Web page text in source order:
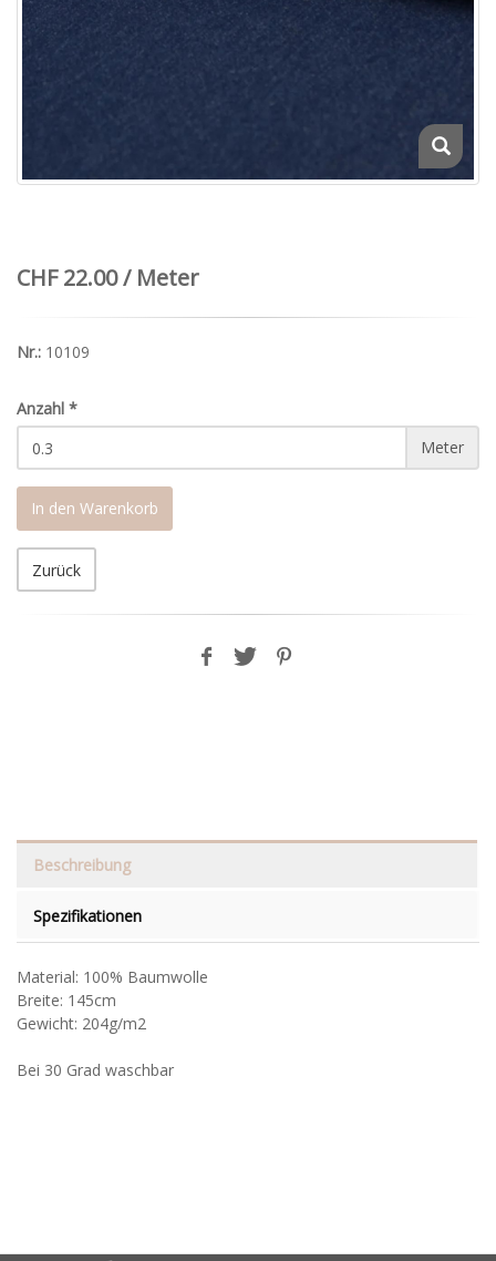
CHF 22.00 / Meter
Nr.: 10109
Anzahl *
Meter
In den Warenkorb
Zurück
Beschreibung
Spezifikationen
Material: 100% Baumwolle
Breite: 145cm
Gewicht: 204g/m2
Bei 30 Grad waschbar